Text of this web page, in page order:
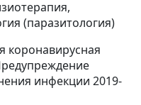
(паразитология)
коронавирусная
инфекции 2019-